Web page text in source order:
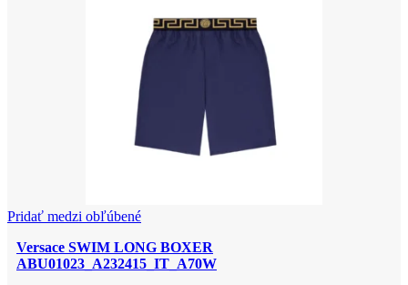
Pridať medzi obľúbené
Versace SWIM LONG BOXER
ABU01023_A232415_IT_A70W